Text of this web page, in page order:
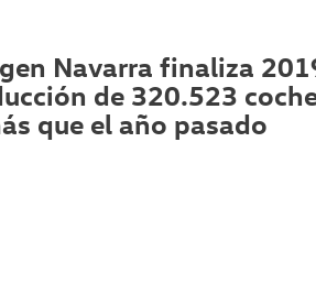
Navarra finaliza
de 320.523
que el año pasado